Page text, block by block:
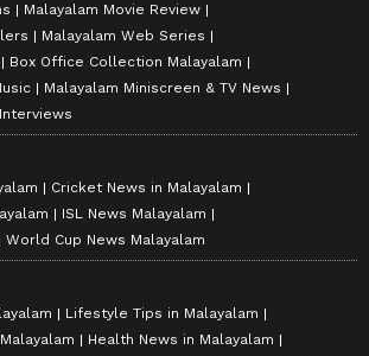
Malayalam Movie Review
Malayalam Web Series
Box Office Collection Malayalam
Malayalam Miniscreen & TV News
Cricket News in Malayalam
ISL News Malayalam
World Cup News Malayalam
Lifestyle Tips in Malayalam
Health News in Malayalam